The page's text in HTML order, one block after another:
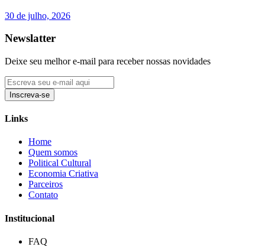
30 de julho, 2026
Newslatter
Deixe seu melhor e-mail para receber nossas novidades
Inscreva-se
Links
Home
Quem somos
Political Cultural
Economia Criativa
Parceiros
Contato
Institucional
FAQ